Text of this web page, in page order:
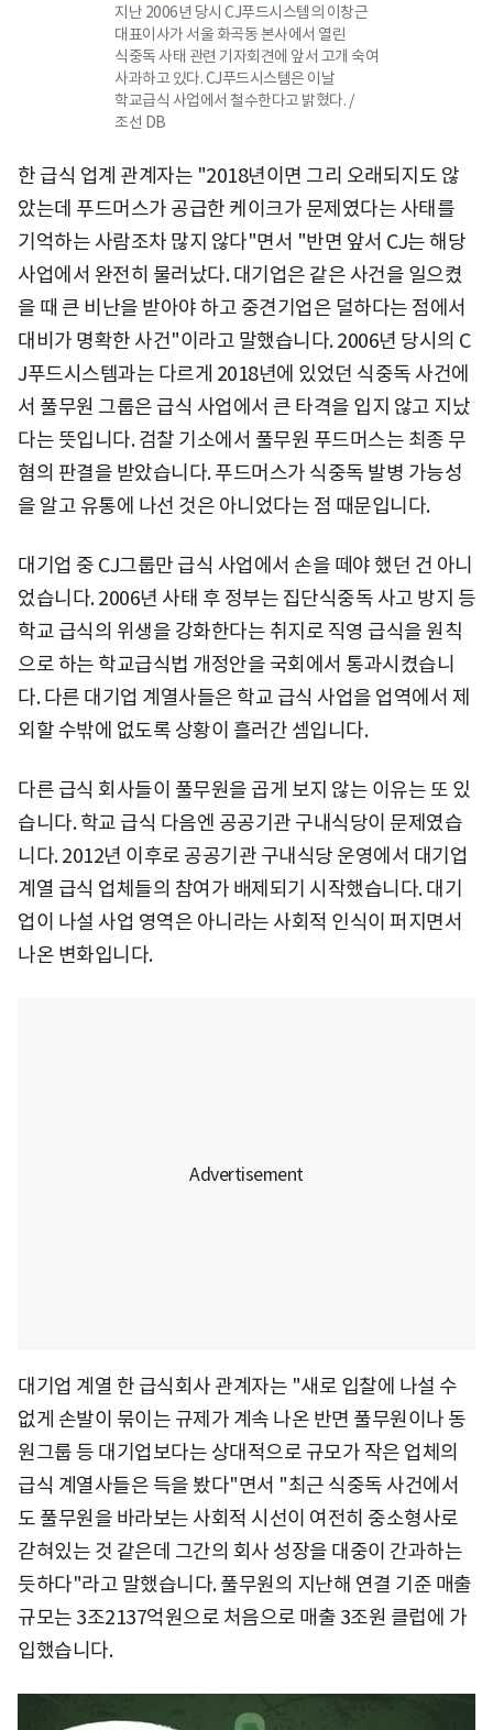
지난 2006년 당시 CJ푸드시스템의 이창근
대표이사가 서울 화곡동 본사에서 열린
식중독 사태 관련 기자회견에 앞서 고개 숙여
사과하고 있다. CJ푸드시스템은 이날
학교급식 사업에서 철수한다고 밝혔다. /
조선 DB
한 급식 업계 관계자는 "2018년이면 그리 오래되지도 않
았는데 푸드머스가 공급한 케이크가 문제였다는 사태를
기억하는 사람조차 많지 않다"면서 "반면 앞서 CJ는 해당
사업에서 완전히 물러났다. 대기업은 같은 사건을 일으켰
을 때 큰 비난을 받아야 하고 중견기업은 덜하다는 점에서
대비가 명확한 사건"이라고 말했습니다. 2006년 당시의 C
J푸드시스템과는 다르게 2018년에 있었던 식중독 사건에
서 풀무원 그룹은 급식 사업에서 큰 타격을 입지 않고 지났
다는 뜻입니다. 검찰 기소에서 풀무원 푸드머스는 최종 무
혐의 판결을 받았습니다. 푸드머스가 식중독 발병 가능성
을 알고 유통에 나선 것은 아니었다는 점 때문입니다.
대기업 중 CJ그룹만 급식 사업에서 손을 떼야 했던 건 아니
었습니다. 2006년 사태 후 정부는 집단식중독 사고 방지 등
학교 급식의 위생을 강화한다는 취지로 직영 급식을 원칙
으로 하는 학교급식법 개정안을 국회에서 통과시켰습니
다. 다른 대기업 계열사들은 학교 급식 사업을 업역에서 제
외할 수밖에 없도록 상황이 흘러간 셈입니다.
다른 급식 회사들이 풀무원을 곱게 보지 않는 이유는 또 있
습니다. 학교 급식 다음엔 공공기관 구내식당이 문제였습
니다. 2012년 이후로 공공기관 구내식당 운영에서 대기업
계열 급식 업체들의 참여가 배제되기 시작했습니다. 대기
업이 나설 사업 영역은 아니라는 사회적 인식이 퍼지면서
나온 변화입니다.
대기업 계열 한 급식회사 관계자는 "새로 입찰에 나설 수
없게 손발이 묶이는 규제가 계속 나온 반면 풀무원이나 동
원그룹 등 대기업보다는 상대적으로 규모가 작은 업체의
급식 계열사들은 득을 봤다"면서 "최근 식중독 사건에서
도 풀무원을 바라보는 사회적 시선이 여전히 중소형사로
갇혀있는 것 같은데 그간의 회사 성장을 대중이 간과하는
듯하다"라고 말했습니다. 풀무원의 지난해 연결 기준 매출
규모는 3조2137억원으로 처음으로 매출 3조원 클럽에 가
입했습니다.